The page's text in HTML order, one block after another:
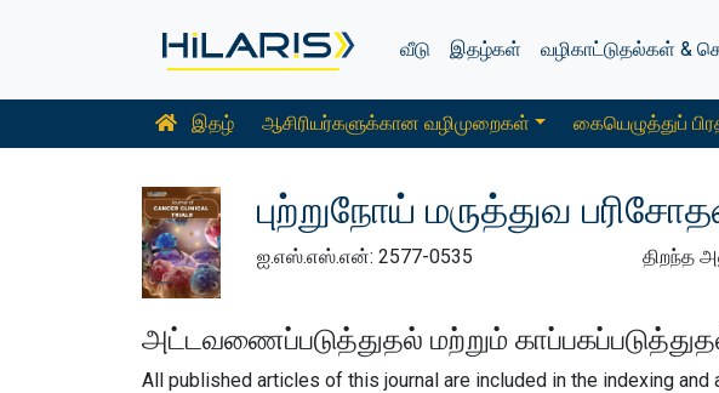
வீடு இதழ்கள் வழிகாட்டுதல்கள் &
இதழ் ஆசிரியர்களுக்கான வழிமுறைகள் கையெழுத்துப்
புற்றுநோய் மருத்துவ
ஐ.எஸ்.எஸ்.என்: 2577-0535 திறந்த
அட்டவணைப்படுத்துதல் மற்றும்
All published articles of this journal are included in the indexing and